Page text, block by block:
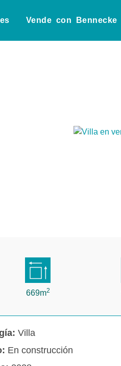
Vende con Bennecke
669m2
Villa
En construcción